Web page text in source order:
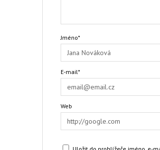
Jméno*
E-mail*
Web
Uložit do prohlížeče jméno, e-